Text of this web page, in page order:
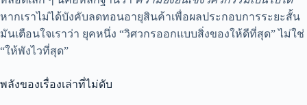
หากเราไม่ได้บังคับลดทอนอายุสินค้าเพื่อผลประกอบการระยะสั้น
มันเตือนใจเราว่า ยุคหนึ่ง “วิศวกรออกแบบสิ่งของให้ดีที่สุด” ไม่ใช่
“ให้พังไวที่สุด”
พลังของเรื่องเล่าที่ไม่ดับ